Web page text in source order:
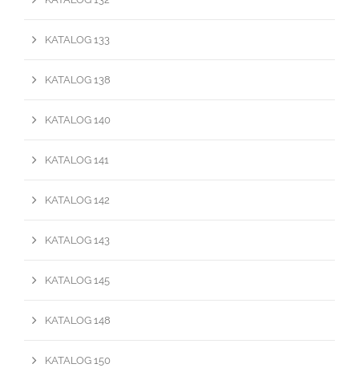
KATALOG 133
KATALOG 138
KATALOG 140
KATALOG 141
KATALOG 142
KATALOG 143
KATALOG 145
KATALOG 148
KATALOG 150